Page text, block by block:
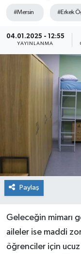
#Mersin #Erkek
04.01.2025 - 12:55
YAYINLANMA
Paylaş
Geleceğin mimarı
aileler ise maddi
öğrenciler için